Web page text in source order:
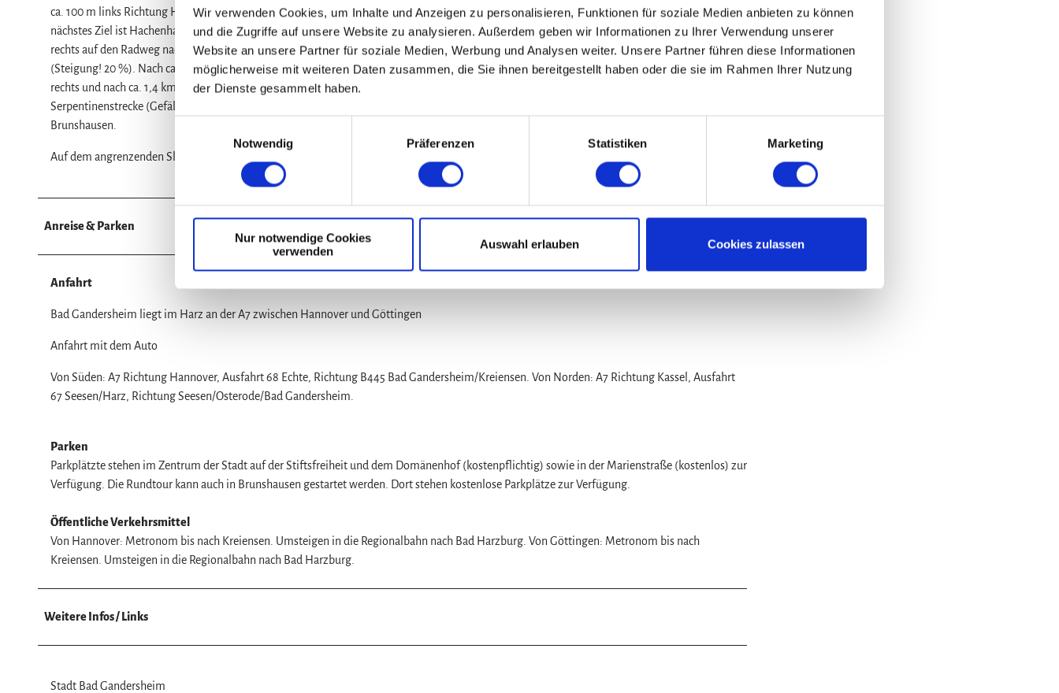
Wir verwenden Cookies, um Inhalte und Anzeigen zu personalisieren, Funktionen für soziale Medien anbieten zu können
und die Zugriffe auf unsere Website zu analysieren. Außerdem geben wir Informationen zu Ihrer Verwendung unserer
Website an unsere Partner für soziale Medien, Werbung und Analysen weiter. Unsere Partner führen diese Informationen
möglicherweise mit weiteren Daten zusammen, die Sie ihnen bereitgestellt haben oder die sie im Rahmen Ihrer Nutzung
der Dienste gesammelt haben.
n
i
i
n
a
u
h
Notwendig Präferenzen Statistiken Marketing
Nur notwendige Cookies
verwenden
Auswahl erlauben Cookies zulassen
ca. 100 m links Richtung Hachenhausen. Hinter der Brücke rechts abbiegen bis zum Sportplatz. Hinter dem Sportplatz biegen wir links ab. Unser
nächstes Ziel ist Hachenhausen. Wir fahren links durch den Ort bis zur Hauptstraße, dann nach rechts bis zur Bundesstraße 64, dort wieder
rechts auf den Radweg nach Dannhausen. Am Ortseingang verlassen wir den Radweg, fahren durch den Ort und dann links zum Heber hinauf
(Steigung! 20 %). Nach ca. 1,2 km biegen wir links ab. Auf diesem Weg bietet sich ein herrliches Panorama. An der nächsten Abzweigung nach
rechts und nach ca. 1,4 km wieder rechts ab. Vor uns liegt jetzt Wolperode. Wir durchqueren den Ort und fahren in westlicher Richtung über eine
Serpentinenstrecke (Gefälle!) zur Landstraße nach Bad Gandersheim. Wir biegen links ab und sehen auf der rechten Seite das Kloster
Brunshausen.
Auf dem angrenzenden Skulpturenweg geht es dann wieder zurück in Richtung Stadtzentrum.
Anreise & Parken
Anfahrt
Bad Gandersheim liegt im Harz an der A7 zwischen Hannover und Göttingen
Anfahrt mit dem Auto
Von Süden: A7 Richtung Hannover, Ausfahrt 68 Echte, Richtung B445 Bad Gandersheim/Kreiensen. Von Norden: A7 Richtung Kassel, Ausfahrt
67 Seesen/Harz, Richtung Seesen/Osterode/Bad Gandersheim.
Parken
Parkplätzte stehen im Zentrum der Stadt auf der Stiftsfreiheit und dem Domänenhof (kostenpflichtig) sowie in der Marienstraße (kostenlos) zur
Verfügung. Die Rundtour kann auch in Brunshausen gestartet werden. Dort stehen kostenlose Parkplätze zur Verfügung.
Öffentliche Verkehrsmittel
Von Hannover: Metronom bis nach Kreiensen. Umsteigen in die Regionalbahn nach Bad Harzburg. Von Göttingen: Metronom bis nach
Kreiensen. Umsteigen in die Regionalbahn nach Bad Harzburg.
Weitere Infos / Links
Stadt Bad Gandersheim